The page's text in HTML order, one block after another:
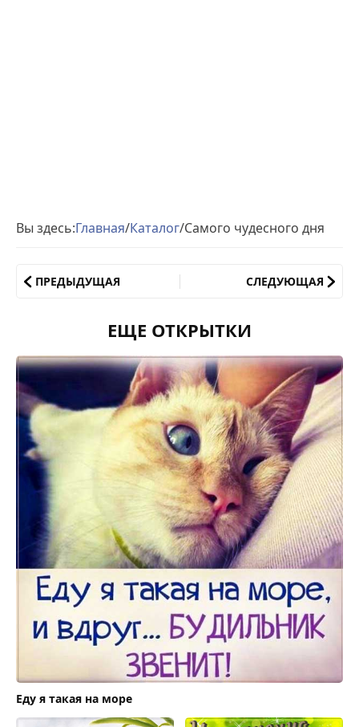
Вы здесь:Главная/Каталог/Самого чудесного дня
ПРЕДЫДУЩАЯ СЛЕДУЮЩАЯ
ЕЩЕ ОТКРЫТКИ
Еду я такая на море